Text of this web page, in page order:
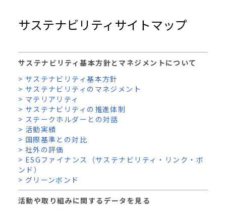
サステナビリティサイトマップ
サステナビリティ基本方針とマネジメントについて
> サステナビリティ基本方針
> サステナビリティのマネジメント
> マテリアリティ
> サステナビリティの推進体制
> ステークホルダーとの対話
> 活動実績
> 国際基準との対比
> 社外の評価
> ESGファイナンス（サステナビリティ・リンク・ボ
ンド）
> グリーンボンド
活動や取り組みに関するデータを見る